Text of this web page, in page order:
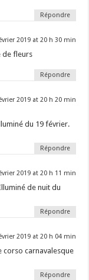
Répondre
2019 at 20 h 30 min
de fleurs
Répondre
2019 at 20 h 20 min
du 19 février.
Répondre
2019 at 20 h 11 min
de nuit du
Répondre
2019 at 20 h 04 min
corso carnavalesque
Répondre